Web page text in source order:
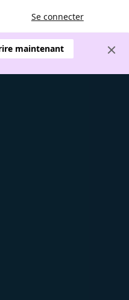
Se connecter
maintenant